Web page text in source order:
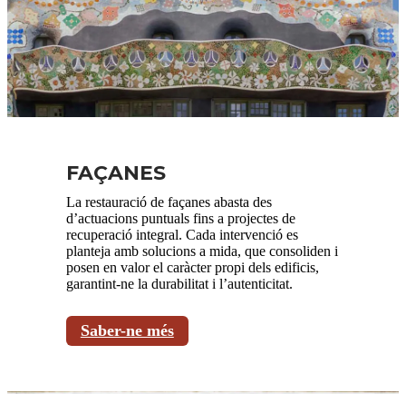
FAÇANES
La restauració de façanes abasta des
d’actuacions puntuals fins a projectes de
recuperació integral. Cada intervenció es
planteja amb solucions a mida, que consoliden i
posen en valor el caràcter propi dels edificis,
garantint-ne la durabilitat i l’autenticitat.
Saber-ne més